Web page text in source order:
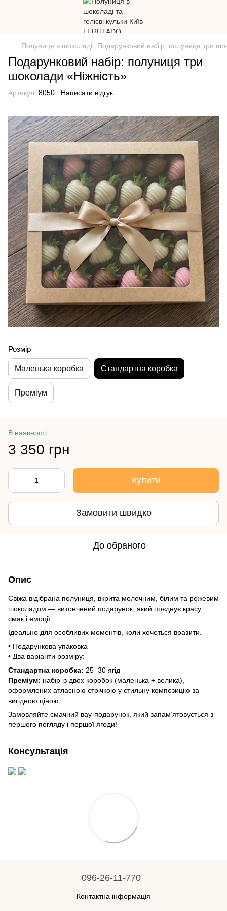
Полуниця в шоколаді Подарунковий набір: полуниця три
Подарунковий набір: полуниця три
шоколади «Ніжність»
Артикул: 8050 Написати відгук
Розмір
Маленька коробка Стандартна коробка
Преміум
В наявності
3 350 грн
Купити
Замовити швидко
До обраного
Опис
Свіжа відібрана полуниця, вкритa молочним, білим та рожевим
шоколадом — витончений подарунок, який поєднує красу,
смак і емоції.
Ідеально для особливих моментів, коли хочеться вразити.
• Подарункова упаковка
• Два варіанти розміру:
Стандартна коробка: 25–30 ягід
Преміум: набір із двох коробок (маленька + велика),
оформлених атласною стрічкою у стильну композицію за
вигідною ціною
Замовляйте смачний вау-подарунок, який запам’ятовується з
першого погляду і першої ягоди!
Консультація
096-26-11-770
Контактна інформація